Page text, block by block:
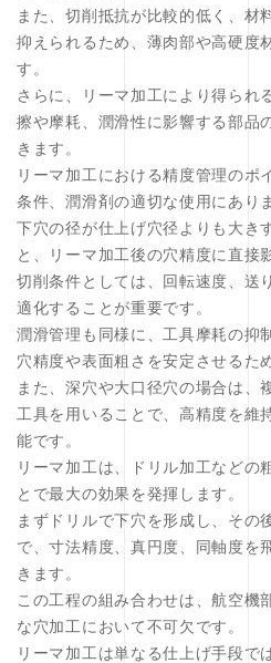
また、切削抵抗が比較的低く、材
抑えられるため、薄肉部や高硬度
す。
さらに、リーマ加工により得られ
擦や摩耗、潤滑性に影響する部品
きます。
リーマ加工における精度管理のポ
条件、潤滑剤の適切な使用にあり
下穴の径が仕上げ穴径よりも大き
と、リーマ加工後の穴精度に直接
切削条件としては、回転速度、送
適化することが重要です。
潤滑管理も同様に、工具摩耗の抑
穴精度や表面粗さを安定させるた
また、深穴や大口径穴の場合は、
工具を用いることで、高精度を維
能です。
リーマ加工は、ドリル加工などの
とで最大の効果を発揮します。
まずドリルで下穴を形成し、その
で、寸法精度、真円度、同軸度を
きます。
この工程の組み合わせは、航空機
な穴加工において不可欠です。
リーマ加工は単なる仕上げ手段で